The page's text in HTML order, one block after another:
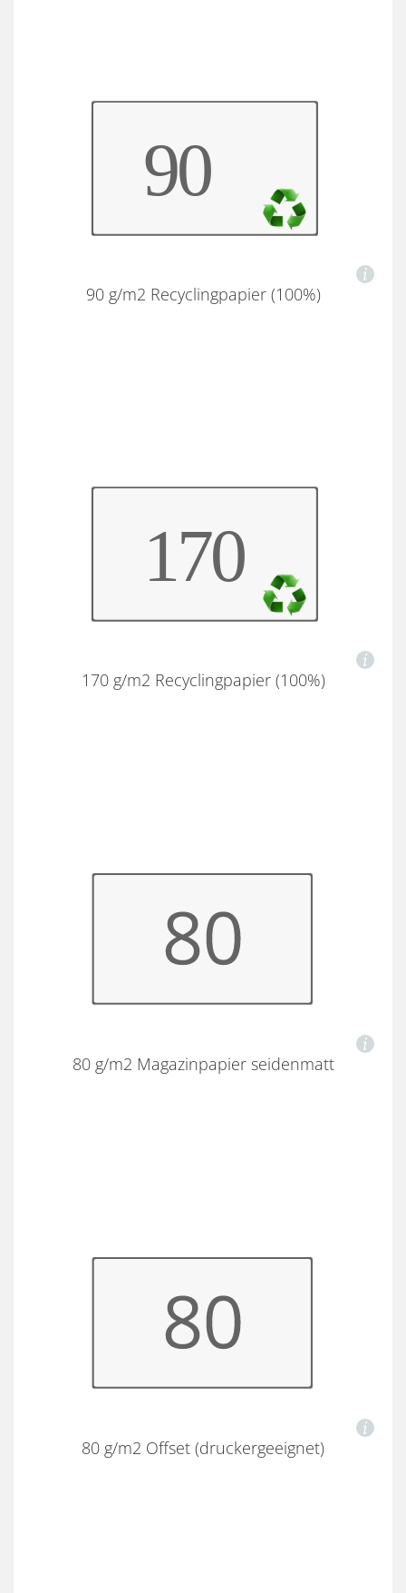
90 g/m2 Recyclingpapier (100%)
170 g/m2 Recyclingpapier (100%)
80 g/m2 Magazinpapier seidenmatt
80 g/m2 Offset (druckergeeignet)